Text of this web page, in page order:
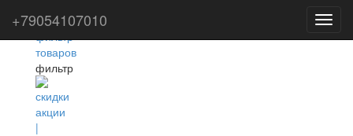
фильтр
+79054107010